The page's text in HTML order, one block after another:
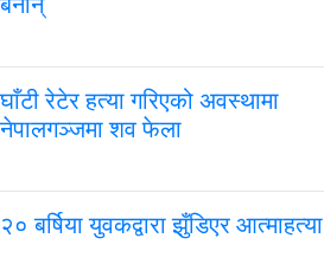
घाँटी रेटेर हत्या गरिएको अवस्थामा
नेपालगञ्जमा शव फेला
२० बर्षिया युवकद्वारा झुँडिएर आत्माहत्या